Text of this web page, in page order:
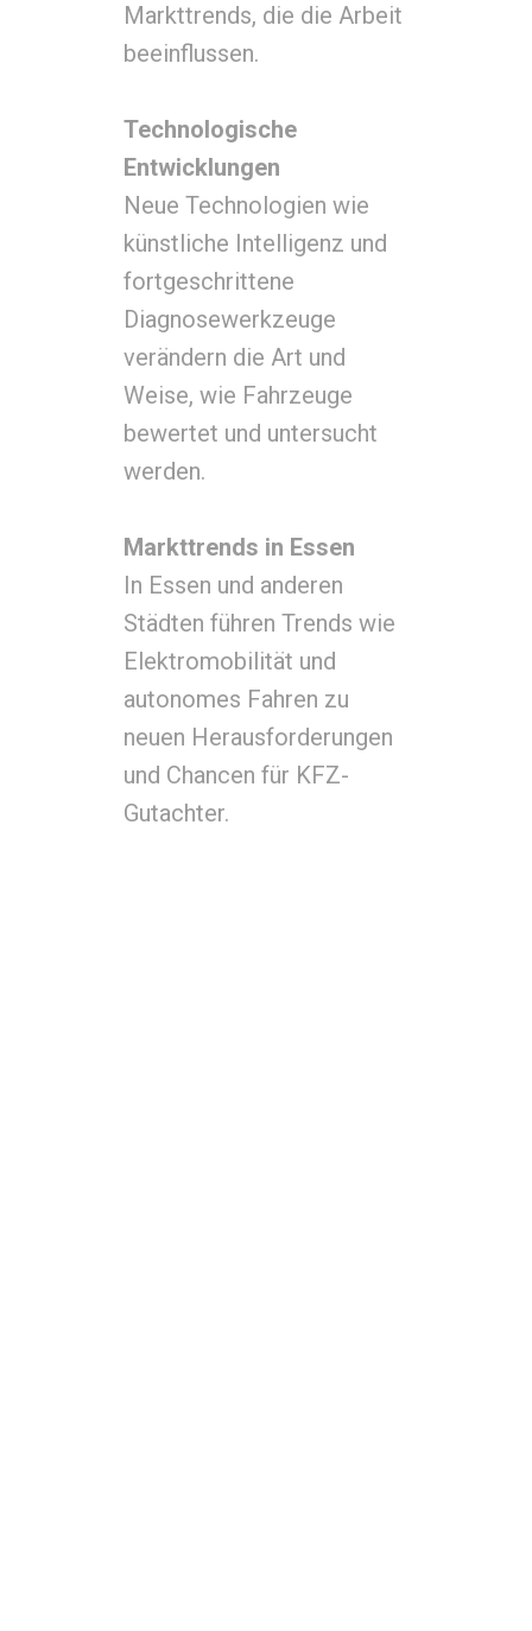
Markttrends, die die Arbeit
beeinflussen.
Technologische
Entwicklungen
Neue Technologien wie
künstliche Intelligenz und
fortgeschrittene
Diagnosewerkzeuge
verändern die Art und
Weise, wie Fahrzeuge
bewertet und untersucht
werden.
Markttrends in Essen
In Essen und anderen
Städten führen Trends wie
Elektromobilität und
autonomes Fahren zu
neuen Herausforderungen
und Chancen für KFZ-
Gutachter.